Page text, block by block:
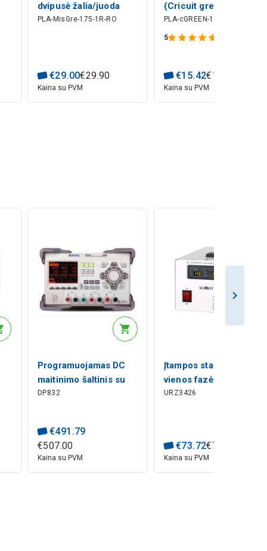
dvipusė žalia/juoda
1.75mm 1kg refill
PLA-MisGre-175-1R-RO
€29.00€29.90
Kaina su PVM
(Cricuit green) 1kg
The Filament by
Spectrum
PLA-cGREEN-175-1-TF
5
€15.42€15
Kaina su PVM
Programuojamas DC
maitinimo šaltinis su
trimis išėjimo kanalais
Rigol
DP832
€491 .79
€507.00
Kaina su PVM
Įtampos stabilizatorius
vienos fazės 230Vac
1000VA 3% MSER-
URZ3426
€73.72€76
Kaina su PVM